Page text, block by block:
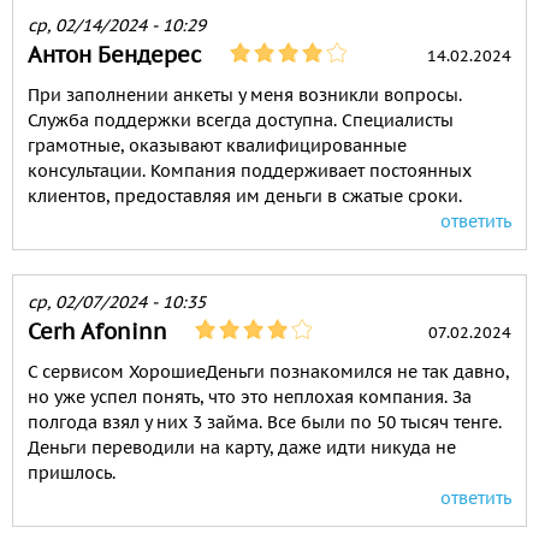
ср, 02/14/2024 - 10:29
Антон Бендерес 14.02.2024
При заполнении анкеты у меня возникли вопросы.
Служба поддержки всегда доступна. Специалисты
грамотные, оказывают квалифицированные
консультации. Компания поддерживает постоянных
клиентов, предоставляя им деньги в сжатые сроки.
ответить
ср, 02/07/2024 - 10:35
Cerh Afoninn 07.02.2024
С сервисом ХорошиеДеньги познакомился не так давно,
но уже успел понять, что это неплохая компания. За
полгода взял у них 3 займа. Все были по 50 тысяч тенге.
Деньги переводили на карту, даже идти никуда не
пришлось.
ответить